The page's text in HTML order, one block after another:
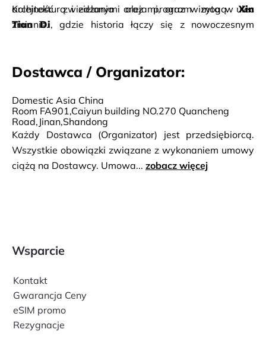
architekturą i zielonymi alejami, oraz wizyta w Xin
Tian Di, gdzie historia łączy się z nowoczesnym
Kolejność zwiedzania oraz program mogą ulec
zmianie.
Dostawca / Organizator:
Domestic Asia China
Room FA901,Caiyun building NO.270 Quancheng
Road,Jinan,Shandong
Każdy Dostawca (Organizator) jest przedsiębiorcą.
Wszystkie obowiązki związane z wykonaniem umowy
ciążą na Dostawcy. Umowa... zobacz więcej
Wsparcie
Kontakt
Gwarancja Ceny
eSIM promo
Rezygnacje